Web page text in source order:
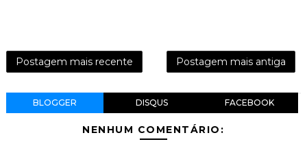
Postagem mais recente Postagem mais antiga
BLOGGER DISQUS FACEBOOK
NENHUM COMENTÁRIO: